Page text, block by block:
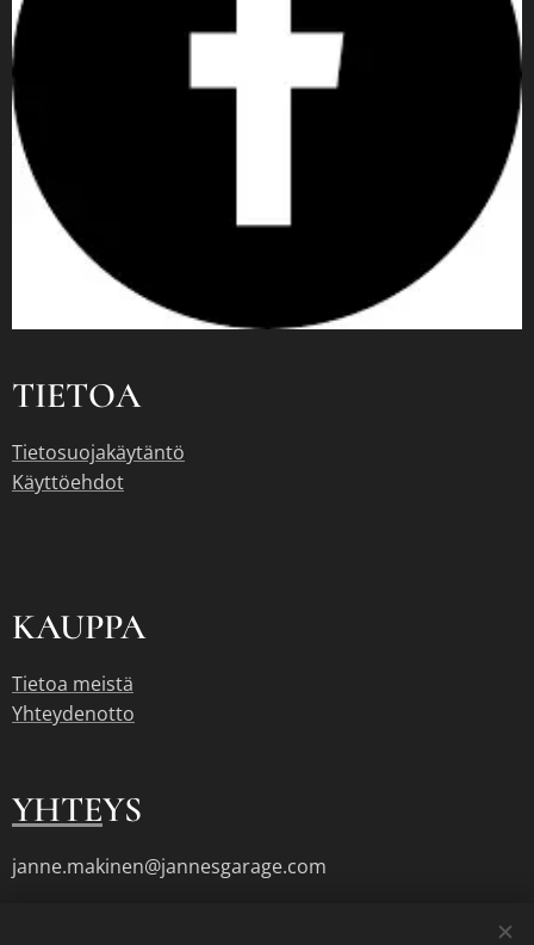
TIETOA
Tietosuojakäytäntö
Käyttöehdot
KAUPPA
Tietoa meistä
Yhteydenotto
YHTEYS
janne.makinen@jannesgarage.com